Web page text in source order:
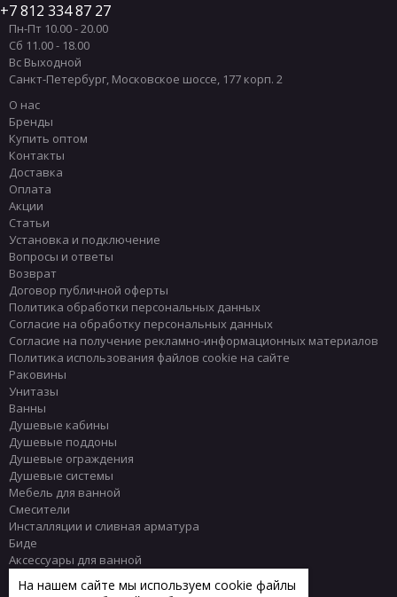
7 812 334 87 27
Пн-Пт 10.00 - 20.00
Сб 11.00 - 18.00
Вс Выходной
Санкт-Петербург, Московское шоссе, 177 корп. 2
О нас
Бренды
Купить оптом
Контакты
Доставка
Оплата
Акции
Статьи
Установка и подключение
Вопросы и ответы
Возврат
Договор публичной оферты
Политика обработки персональных данных
Согласие на обработку персональных данных
Согласие на получение рекламно-информационных материалов
Политика использования файлов cookie на сайте
Раковины
Унитазы
Ванны
Душевые кабины
Душевые поддоны
Душевые ограждения
Душевые системы
Мебель для ванной
Смесители
Инсталляции и сливная арматура
Биде
Аксессуары для ванной
Полотенцесушители
На нашем сайте мы используем cookie файлы